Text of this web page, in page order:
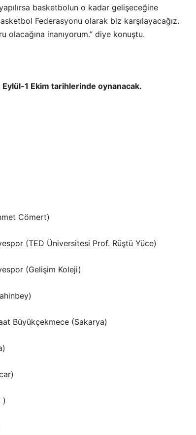
basketbolun o kadar gelişeceğine
Federasyonu olarak biz karşılayacağız.
inanıyorum.” diye konuştu.
1 Ekim tarihlerinde oynanacak.
Cömert)
(TED Üniversitesi Prof. Rüştü Yüce)
(Gelişim Koleji)
Büyükçekmece (Sakarya)
)